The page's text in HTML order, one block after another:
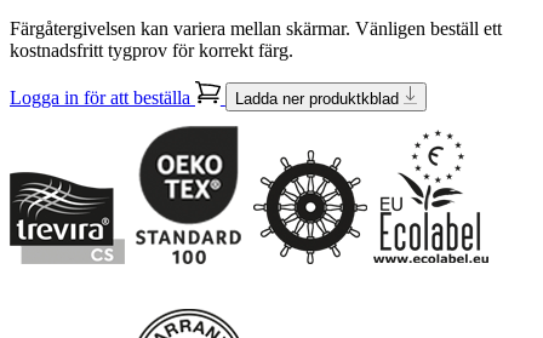
Färgåtergivelsen kan variera mellan skärmar. Vänligen beställ ett
kostnadsfritt tygprov för korrekt färg.
Logga in för att beställa Ladda ner produktkblad